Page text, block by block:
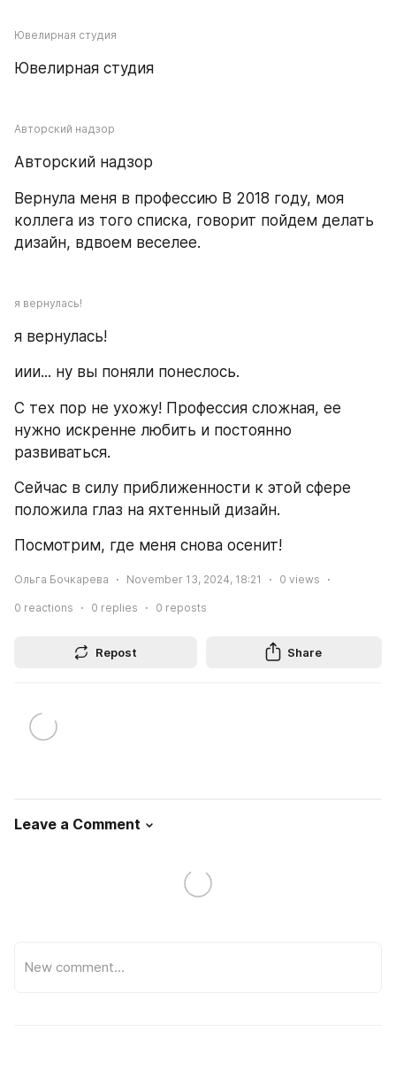
Ювелирная студия
Ювелирная студия
Авторский надзор
Авторский надзор
Вернула меня в профессию В 2018 году, моя
коллега из того списка, говорит пойдем делать
дизайн, вдвоем веселее.
я вернулась!
я вернулась!
иии... ну вы поняли понеслось.
С тех пор не ухожу! Профессия сложная, ее
нужно искренне любить и постоянно
развиваться.
Сейчас в силу приближенности к этой сфере
положила глаз на яхтенный дизайн.
Посмотрим, где меня снова осенит!
Ольга Бочкарева November 13, 2024, 18:21 0 views
0 reactions 0 replies 0 reposts
Repost Share
Leave a Comment